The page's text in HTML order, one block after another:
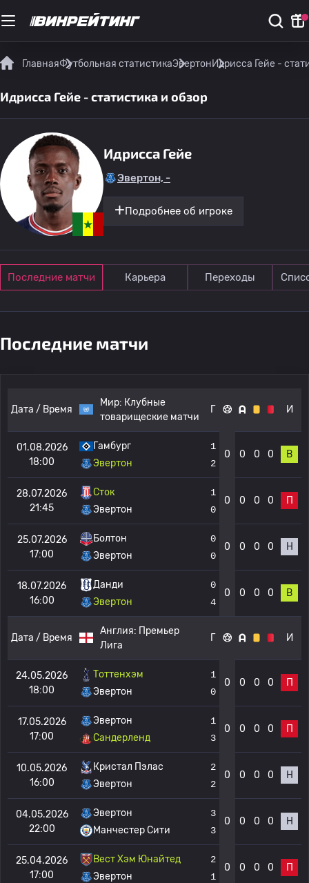
ГлавнаяФутбольная статистикаЭвертонИдрисса Гейе -
Идрисса Гейе - статистика и обзор
Идрисса Гейе
Эвертон, -
Подробнее об игроке
Последние матчи Карьера Переходы
Последние матчи
Дата / Время
Мир: Клубные
товарищеские матчи
Г И
01.08.2026
18:00
Гамбург
Эвертон
1
2
0 0 0 0 В
28.07.2026
21:45
Сток
Эвертон
1
0
0 0 0 0 П
25.07.2026
17:00
Болтон
Эвертон
0
0
0 0 0 0 Н
18.07.2026
16:00
Данди
Эвертон
0
4
0 0 0 0 В
Дата / Время
Англия: Премьер
Лига
Г И
24.05.2026
18:00
Тоттенхэм
Эвертон
1
0
0 0 0 0 П
17.05.2026
17:00
Эвертон
Сандерленд
1
3
0 0 0 0 П
10.05.2026
16:00
Кристал Пэлас
Эвертон
2
2
0 0 0 0 Н
04.05.2026
22:00
Эвертон
Манчестер Сити
3
3
0 0 0 0 Н
25.04.2026
17:00
Вест Хэм Юнайтед
Эвертон
2
1
0 0 0 0 П